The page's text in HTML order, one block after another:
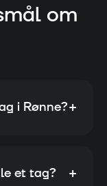
om
i Rønne?+
et tag? +